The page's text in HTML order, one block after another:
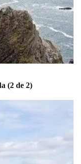
(2 de 2)